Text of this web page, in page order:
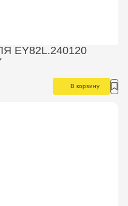
EY82L.240120
В корзину